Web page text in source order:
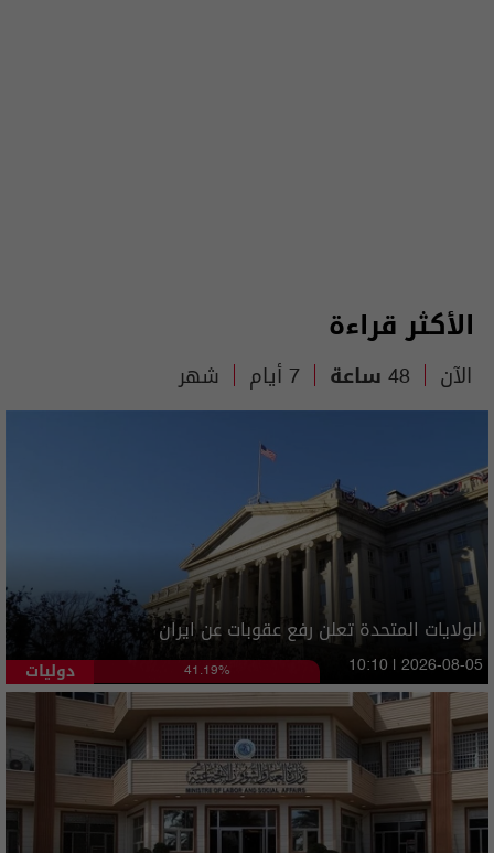
الأكثر قراءة
الآن 48 ساعة 7 أيام شهر
الولايات المتحدة تعلن رفع عقوبات عن ايران
دوليات 41.19% 10:10 | 2026-08-05